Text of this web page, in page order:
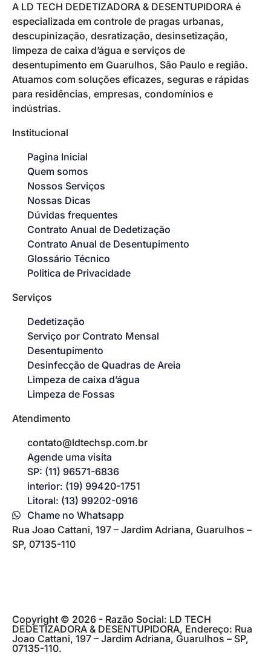
A LD TECH DEDETIZADORA & DESENTUPIDORA é
especializada em controle de pragas urbanas,
descupinização, desratização, desinsetização,
limpeza de caixa d’água e serviços de
desentupimento em Guarulhos, São Paulo e região.
Atuamos com soluções eficazes, seguras e rápidas
para residências, empresas, condomínios e
indústrias.
Institucional
Pagina Inicial
Quem somos
Nossos Serviços
Nossas Dicas
Dúvidas frequentes
Contrato Anual de Dedetização
Contrato Anual de Desentupimento
Glossário Técnico
Politica de Privacidade
Serviços
Dedetização
Serviço por Contrato Mensal
Desentupimento
Desinfecção de Quadras de Areia
Limpeza de caixa d’água
Limpeza de Fossas
Atendimento
contato@ldtechsp.com.br
Agende uma visita
SP: (11) 96571-6836
interior: (19) 99420-1751
Litoral: (13) 99202-0916
Chame no Whatsapp
Rua Joao Cattani, 197 – Jardim Adriana, Guarulhos –
SP, 07135-110
Copyright © 2026 - Razão Social: LD TECH
DEDETIZADORA & DESENTUPIDORA, Endereço: Rua
Joao Cattani, 197 – Jardim Adriana, Guarulhos – SP,
07135-110.